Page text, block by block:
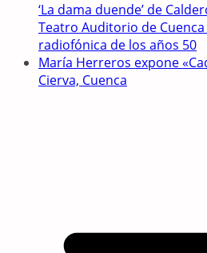
‘La dama duende’ de
Teatro Auditorio de
radiofónica de los años 50
María Herreros expone
Cierva, Cuenca